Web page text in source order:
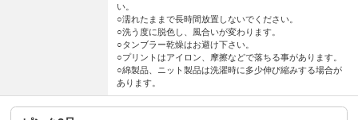
い。
○濡れたままで長時間放置しないでください。
○洗う度に脱色し、風合いが変わります。
○タンブラー乾燥はお避け下さい。
○プリントはアイロン、摩擦などで落ちる事があります。
○綿製品、ニット製品は洗濯時に多少伸び縮みする場合が
あります。